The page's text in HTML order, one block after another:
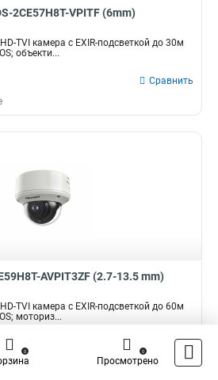
2CE57H8T-VPITF (6mm)
TVI камера с EXIR-подсветкой до 30м
объекти...
Сравнить
AVPIT3ZF (2.7-13.5 mm)
TVI камера с EXIR-подсветкой до 60м
моториз...
Сравнить
0
Просмотрено
0